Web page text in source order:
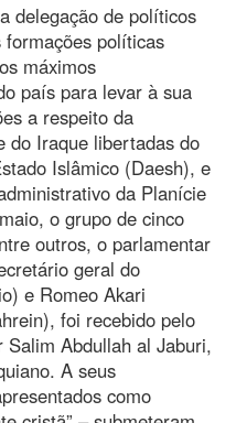
delegação de políticos
políticas
máximos
país para levar à sua
a respeito da
do Iraque libertadas do
Islâmico (Daesh), e
da Planície
o grupo de cinco
outros, o parlamentar
geral do
e Romeo Akari
foi recebido pelo
Salim Abdullah al Jaburi,
A seus
como